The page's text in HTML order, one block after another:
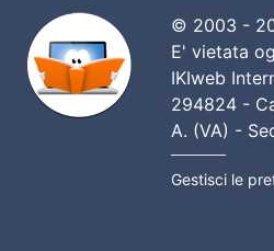
© 2003 -
E' vietata
IKIweb
294824 -
A. (VA) -
Gestisci le